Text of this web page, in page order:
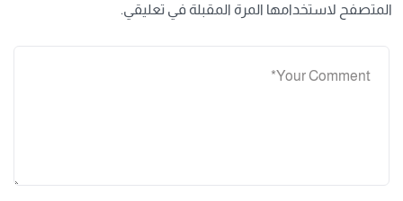
المتصفح لاستخدامها المرة المقبلة في تعليقي.